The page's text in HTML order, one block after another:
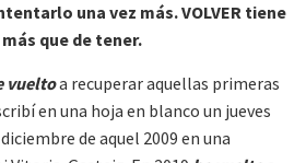
una vez más. VOLVER tiene
más que de tener.
vueltoa recuperar aquellas primeras
en una hoja en blanco un jueves
de aquel 2009 en una